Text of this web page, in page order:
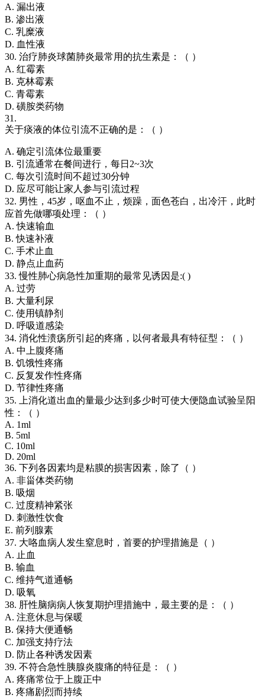
A. 漏出液
B. 渗出液
C. 乳糜液
D. 血性液
30. 治疗肺炎球菌肺炎最常用的抗生素是：（ ）
A. 红霉素
B. 克林霉素
C. 青霉素
D. 磺胺类药物
31.
关于痰液的体位引流不正确的是：（ ）
A. 确定引流体位最重要
B. 引流通常在餐间进行，每日2~3次
C. 每次引流时间不超过30分钟
D. 应尽可能让家人参与引流过程
32. 男性，45岁，呕血不止，烦躁，面色苍白，出冷汗，此时
应首先做哪项处理：（ ）
A. 快速输血
B. 快速补液
C. 手术止血
D. 静点止血药
33. 慢性肺心病急性加重期的最常见诱因是:( )
A. 过劳
B. 大量利尿
C. 使用镇静剂
D. 呼吸道感染
34. 消化性溃疡所引起的疼痛，以何者最具有特征型：（ ）
A. 中上腹疼痛
B. 饥饿性疼痛
C. 反复发作性疼痛
D. 节律性疼痛
35. 上消化道出血的量最少达到多少时可使大便隐血试验呈阳
性：（ ）
A. 1ml
B. 5ml
C. 10ml
D. 20ml
36. 下列各因素均是粘膜的损害因素，除了（ ）
A. 非甾体类药物
B. 吸烟
C. 过度精神紧张
D. 刺激性饮食
E. 前列腺素
37. 大咯血病人发生窒息时，首要的护理措施是（ ）
A. 止血
B. 输血
C. 维持气道通畅
D. 吸氧
38. 肝性脑病病人恢复期护理措施中，最主要的是：（ ）
A. 注意休息与保暖
B. 保持大便通畅
C. 加强支持疗法
D. 防止各种诱发因素
39. 不符合急性胰腺炎腹痛的特征是：（ ）
A. 疼痛常位于上腹正中
B. 疼痛剧烈而持续